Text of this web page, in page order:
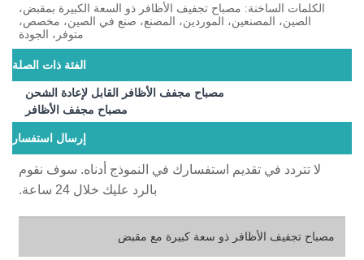
الكلمات الساخنة: مصباح تجفيف الأظافر ذو السعة الكبيرة بمقبض،
الصين، المصنعين، الموردين، المصنع، صنع في الصين، مخصص،
متوفر، الجودة
الفئة ذات الصلة
مصباح مجفف الأظافر القابل لإعادة الشحن
مصباح مجفف الأظافر
إرسال استفسار
لا تتردد في تقديم استفسارك في النموذج أدناه. سوف نقوم
بالرد عليك خلال 24 ساعة.